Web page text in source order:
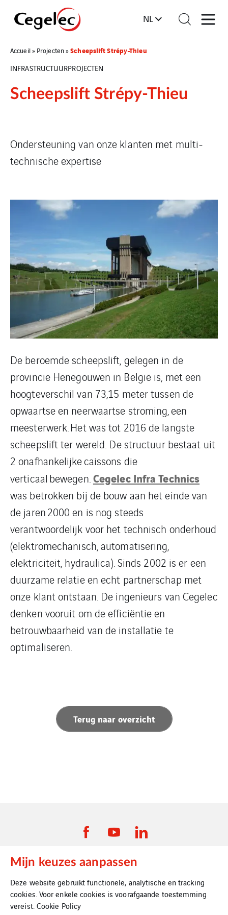
NL
Accueil» Projecten»Scheepslift Strépy-Thieu
INFRASTRUCTUURPROJECTEN
Scheepslift Strépy-Thieu
Ondersteuning van onze klanten met multi-
technische expertise
De beroemde scheepslift, gelegen in de
provincie Henegouwen in België is, met een
hoogteverschil van 73,15 meter tussen de
opwaartse en neerwaartse stroming, een
meesterwerk. Het was tot 2016 de langste
scheepslift ter wereld. De structuur bestaat uit
2 onafhankelijke caissons die
verticaal bewegen.Cegelec Infra Technics
was betrokken bij de bouw aan het einde van
de jaren 2000 en is nog steeds
verantwoordelijk voor het technisch onderhoud
(elektromechanisch, automatisering,
elektriciteit, hydraulica). Sinds 2002 is er een
duurzame relatie en echt partnerschap met
onze klant ontstaan. De ingenieurs van Cegelec
denken vooruit om de efficiëntie en
betrouwbaarheid van de installatie te
optimaliseren.
Terug naar overzicht
VINCI Energies Belgium
VINCI Energies
Mijn keuzes aanpassen
Deze website gebruikt functionele, analytische en tracking
cookies. Voor enkele cookies is voorafgaande toestemming
vereist. Cookie Policy